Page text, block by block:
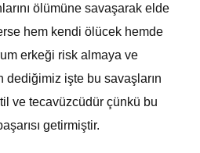
ölümüne savaşarak elde
hem kendi ölücek hemde
erkeği risk almaya ve
dediğimiz işte bu savaşların
ve tecavüzcüdür çünkü bu
getirmiştir.